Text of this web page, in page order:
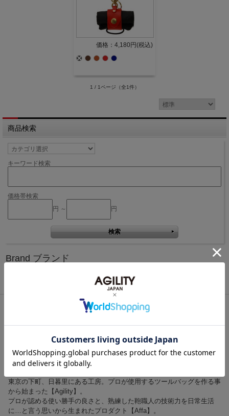
価格：4,180円(税込)
1 / 1ページ （全1件）
商品検索
キーワード検索
価格帯検索
円 ～
円
Brand ブランド
Bisogn
東京の下町、日暮里にある工房。プロが使用するツールバッグを作る事
から始まった【Agility】。
プロが認める使い勝手の良さと、熟練した鞄職人の技術力を日常生活
に…と言う思いから生まれたプロダクト【Affa】。